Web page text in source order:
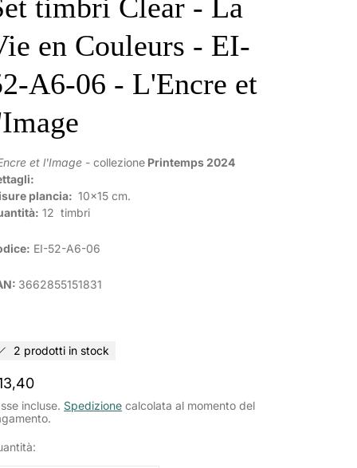
timbri Clear - La
en Couleurs - EI-
A6-06 - L'Encre et
et l'Image -collezione Printemps 2024
plancia: 10x15 cm.
12 timbri
EI-52-A6-06
3662855151831
2 prodotti in stock
incluse. Spedizione calcolata al momento del